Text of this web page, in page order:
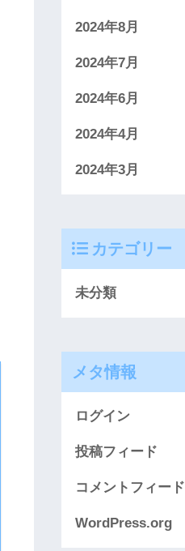
2024年8月
2024年7月
2024年6月
2024年4月
2024年3月
カテゴリー
未分類
メタ情報
ログイン
投稿フィード
コメントフィード
WordPress.org